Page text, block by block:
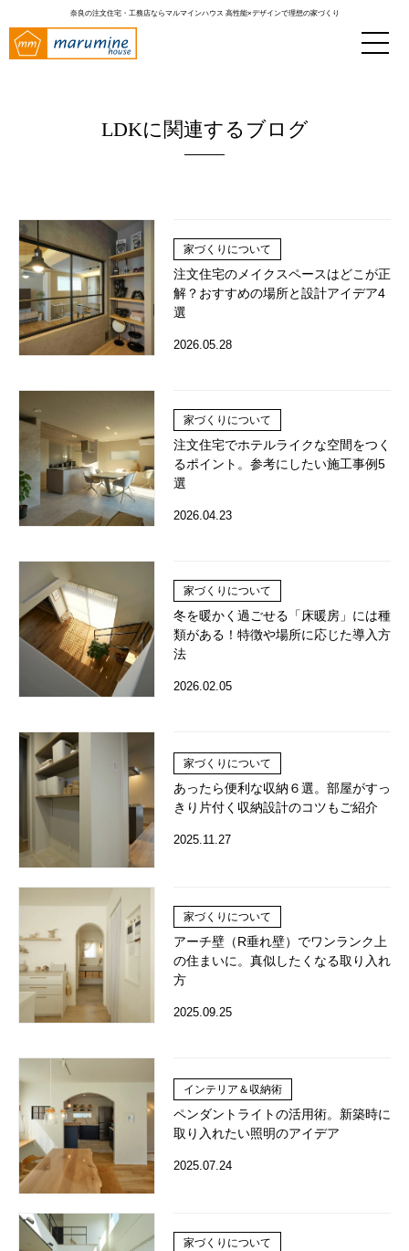
奈良の注文住宅・工務店ならマルマインハウス 高性能×デザインで理想の家づくり
LDKに関連するブログ
家づくりについて
注文住宅のメイクスペースはどこが正
解？おすすめの場所と設計アイデア4
選
2026.05.28
家づくりについて
注文住宅でホテルライクな空間をつく
るポイント。参考にしたい施工事例5
選
2026.04.23
家づくりについて
冬を暖かく過ごせる「床暖房」には種
類がある！特徴や場所に応じた導入方
法
2026.02.05
家づくりについて
あったら便利な収納６選。部屋がすっ
きり片付く収納設計のコツもご紹介
2025.11.27
家づくりについて
アーチ壁（R垂れ壁）でワンランク上
の住まいに。真似したくなる取り入れ
方
2025.09.25
インテリア＆収納術
ペンダントライトの活用術。新築時に
取り入れたい照明のアイデア
2025.07.24
家づくりについて